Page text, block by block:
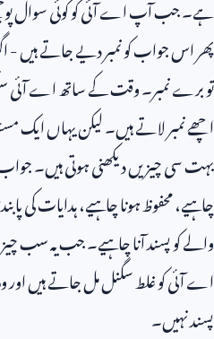
ہے۔ جب آپ اے آئی کو کوئی سوال
پھر اس جواب کو نمبر دیے جاتے ہیں -
تو برے نمبر۔ وقت کے ساتھ اے آئی
اچھے نمبر لاتے ہیں۔ لیکن یہاں
بہت سی چیزیں دیکھنی ہوتی ہیں۔ جواب
چاہیے، محفوظ ہونا چاہیے، ہدایات کی
والے کو پسند آنا چاہیے۔ جب یہ سب
اے آئی کو غلط سگنل مل جاتے ہیں اور
پسند نہیں۔